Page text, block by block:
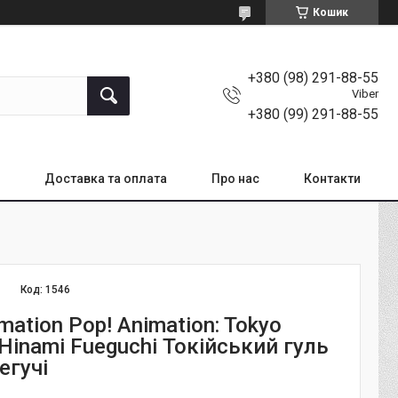
Кошик
+380 (98) 291-88-55
Viber
+380 (99) 291-88-55
Доставка та оплата Про нас Контакти
Код:1546
Pop! Animation: Tokyo
Fueguchi Токійський гуль